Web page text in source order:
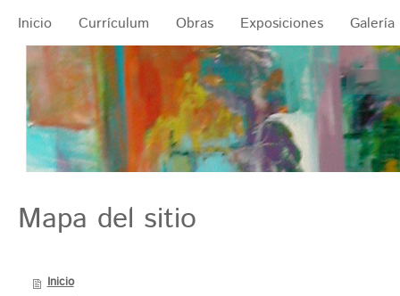
Inicio Currículum Obras Exposiciones Galería
Mapa del sitio
Inicio